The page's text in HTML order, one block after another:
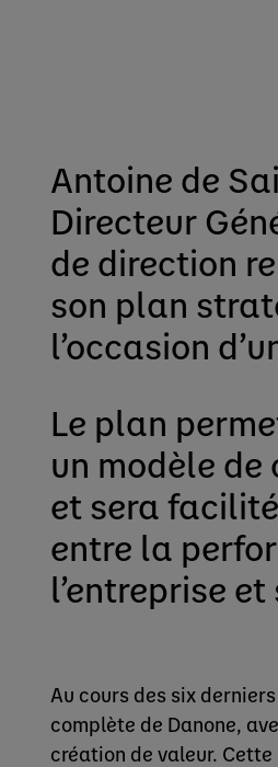
Antoine de
Directeur
de direction
son plan
l’occasion
Le plan
un modèle
et sera
entre la
l’entreprise
Au cours des six
complète de Danone,
création de valeur.